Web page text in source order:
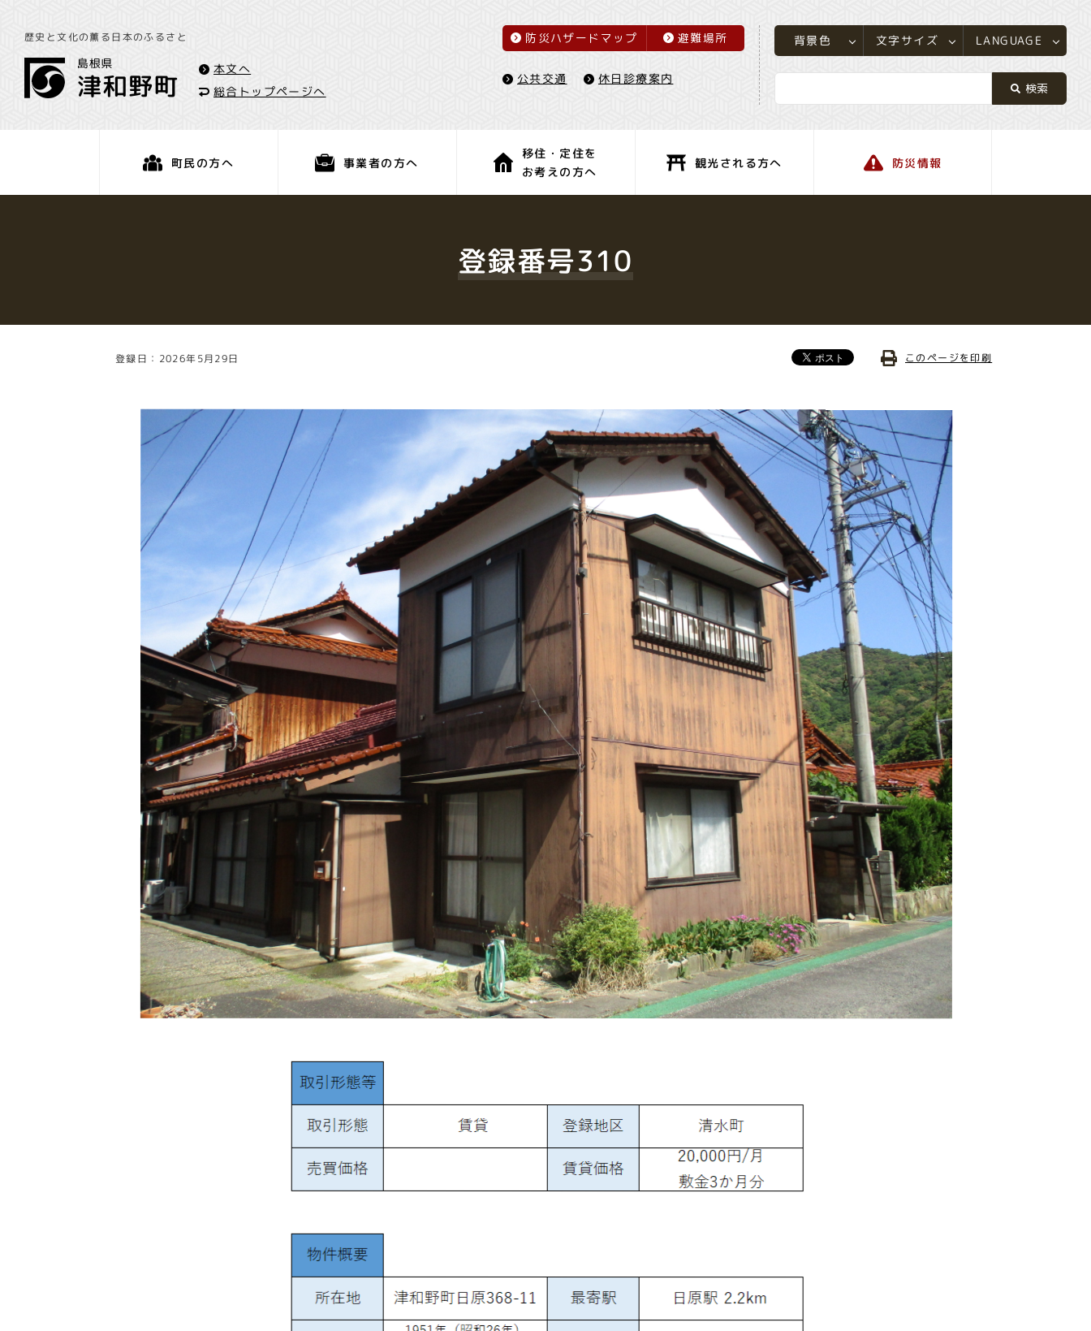
歴史と文化の薫る日本のふるさと
本文へ
総合トップページへ
防災ハザードマップ 避難場所
公共交通 休日診療案内
背景色 文字サイズ LANGUAGE
町民の方へ 事業者の方へ
移住・定住を
お考えの方へ
観光される方へ 防災情報
登録番号310
登録日：2026年5月29日 このページを印刷